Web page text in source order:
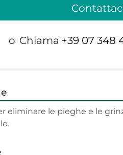
o Chiama +39 07 348
eliminare le pieghe e le